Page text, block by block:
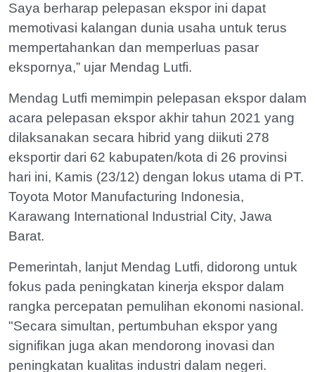
Saya berharap pelepasan ekspor ini dapat
memotivasi kalangan dunia usaha untuk terus
mempertahankan dan memperluas pasar
ekspornya,” ujar Mendag Lutfi.
Mendag Lutfi memimpin pelepasan ekspor dalam
acara pelepasan ekspor akhir tahun 2021 yang
dilaksanakan secara hibrid yang diikuti 278
eksportir dari 62 kabupaten/kota di 26 provinsi
hari ini, Kamis (23/12) dengan lokus utama di PT.
Toyota Motor Manufacturing Indonesia,
Karawang International Industrial City, Jawa
Barat.
Pemerintah, lanjut Mendag Lutfi, didorong untuk
fokus pada peningkatan kinerja ekspor dalam
rangka percepatan pemulihan ekonomi nasional.
"Secara simultan, pertumbuhan ekspor yang
signifikan juga akan mendorong inovasi dan
peningkatan kualitas industri dalam negeri.